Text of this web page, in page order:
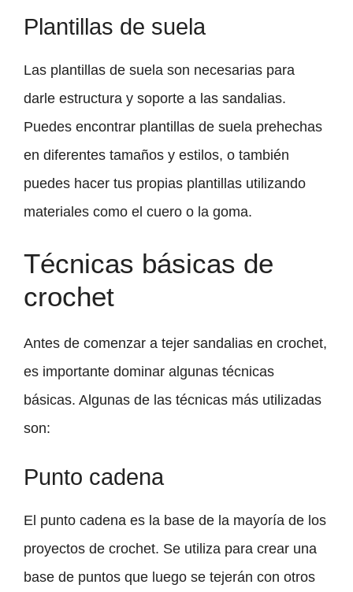
Plantillas de suela
Las plantillas de suela son necesarias para
darle estructura y soporte a las sandalias.
Puedes encontrar plantillas de suela prehechas
en diferentes tamaños y estilos, o también
puedes hacer tus propias plantillas utilizando
materiales como el cuero o la goma.
Técnicas básicas de
crochet
Antes de comenzar a tejer sandalias en crochet,
es importante dominar algunas técnicas
básicas. Algunas de las técnicas más utilizadas
son:
Punto cadena
El punto cadena es la base de la mayoría de los
proyectos de crochet. Se utiliza para crear una
base de puntos que luego se tejerán con otros